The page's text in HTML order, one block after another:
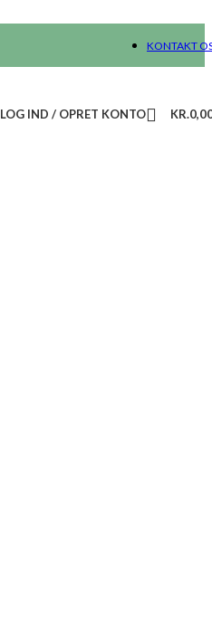
KONTAKT
LOG IND / OPRET KONTO KR.